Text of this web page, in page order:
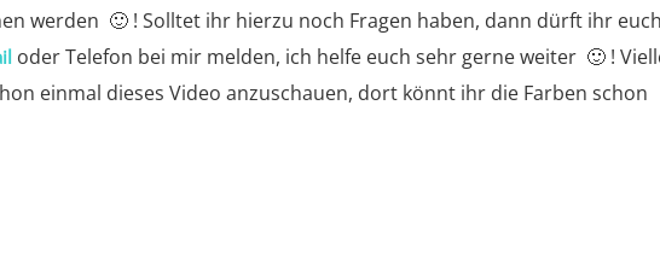
werden 🙂 ! Solltet ihr hierzu noch Fragen haben, dann dürft ihr euch
oder Telefon bei mir melden, ich helfe euch sehr gerne weiter 🙂 !
einmal dieses Video anzuschauen, dort könnt ihr die Farben schon